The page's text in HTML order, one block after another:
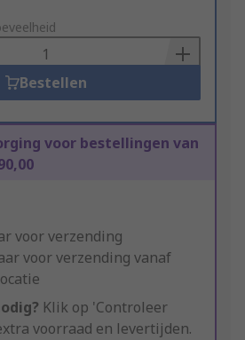
Bestellen
voor bestellingen van
voor verzending
voor verzending vanaf
Klik op 'Controleer
voorraad en levertijden.